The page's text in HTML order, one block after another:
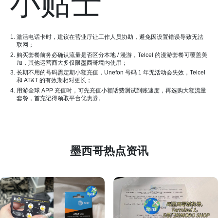
激活电话卡时，建议在营业厅让工作人员协助，避免因设置错误导致无法
联网；
购买套餐前务必确认流量是否区分本地 / 漫游，Telcel 的漫游套餐可覆盖美
加，其他运营商大多仅限墨西哥境内使用；
长期不用的号码需定期小额充值，Unefon 号码 1 年无活动会失效，Telcel
和 AT&T 的有效期相对更长；
用游全球 APP 充值时，可先充值小额话费测试到账速度，再选购大额流量
套餐，首充记得领取平台优惠券。
墨西哥热点资讯